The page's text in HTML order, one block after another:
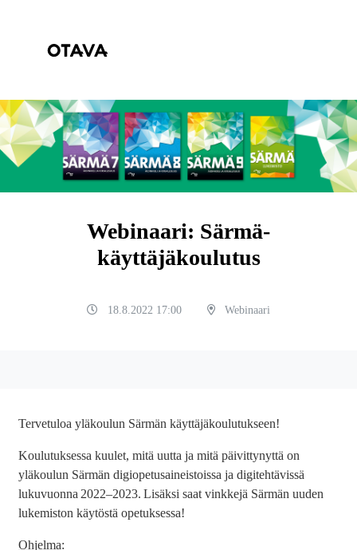
Webinaari: Särmä-
käyttäjäkoulutus
18.8.2022 17:00 Webinaari
Tervetuloa yläkoulun Särmän käyttäjäkoulutukseen!
Koulutuksessa kuulet, mitä uutta ja mitä päivittynyttä on
yläkoulun Särmän digiopetusaineistoissa ja digitehtävissä
lukuvuonna 2022–2023. Lisäksi saat vinkkejä Särmän uuden
lukemiston käytöstä opetuksessa!
Ohjelma: